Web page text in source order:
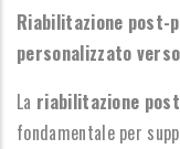
Riabilitazione post-
personalizzato
La riabilitazione
fondamentale per